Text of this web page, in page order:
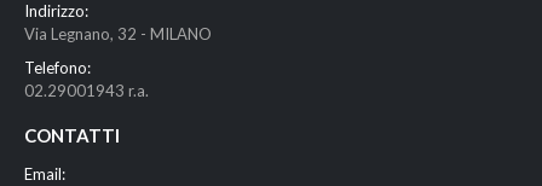
Indirizzo:
Via Legnano, 32 - MILANO
Telefono:
02.29001943 r.a.
CONTATTI
Email: